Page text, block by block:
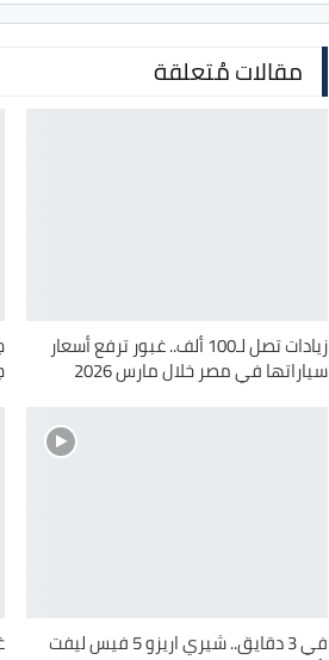
مقالات مُتعلقة
زيادات تصل لـ100 ألف.. غبور ترفع أسعار
سياراتها في مصر خلال مارس 2026
في 3 دقايق.. شيري اريزو 5 فيس ليفت